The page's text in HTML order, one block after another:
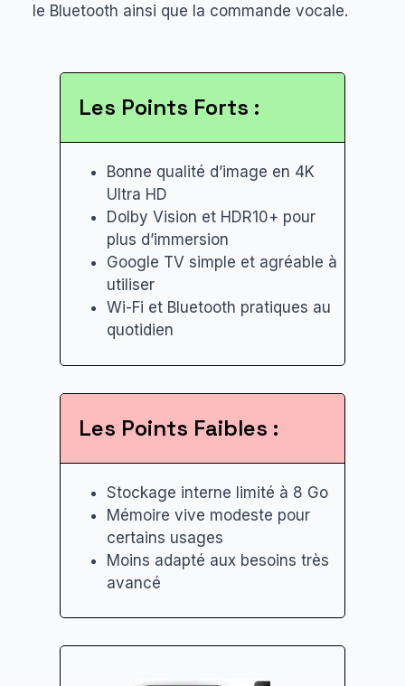
le Bluetooth ainsi que la commande vocale.
Les Points Forts :
Bonne qualité d’image en 4K
Ultra HD
Dolby Vision et HDR10+ pour
plus d’immersion
Google TV simple et agréable à
utiliser
Wi-Fi et Bluetooth pratiques au
quotidien
Les Points Faibles :
Stockage interne limité à 8 Go
Mémoire vive modeste pour
certains usages
Moins adapté aux besoins très
avancé